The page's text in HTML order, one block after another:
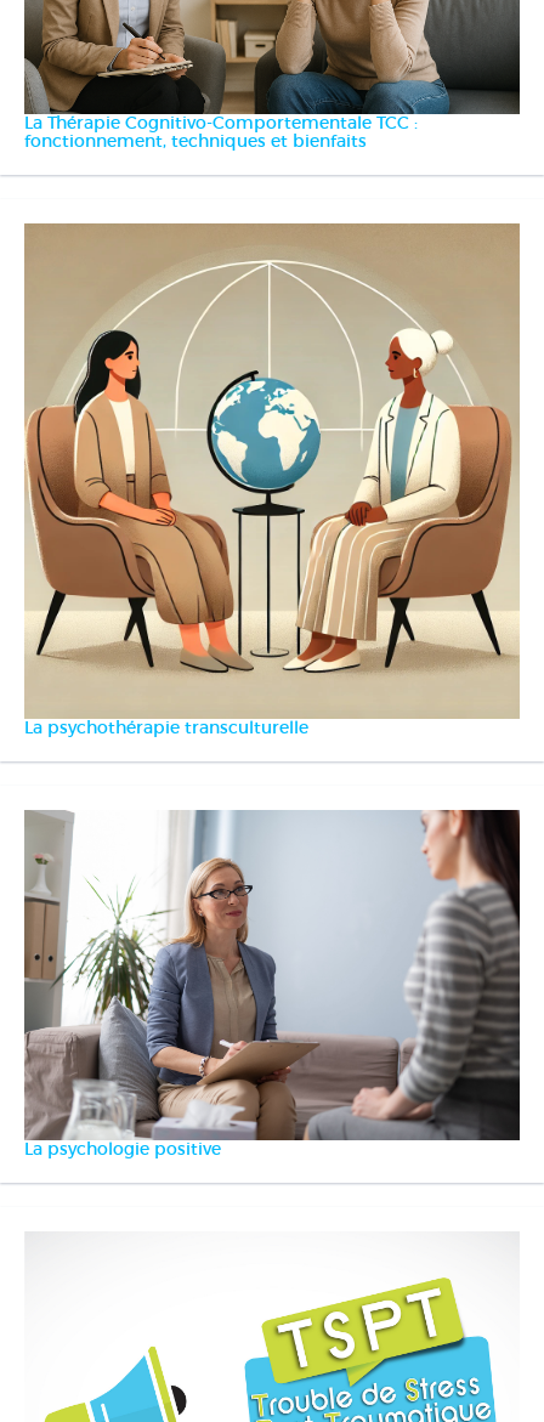
La Thérapie Cognitivo-Comportementale TCC :
fonctionnement, techniques et bienfaits
La psychothérapie transculturelle
La psychologie positive